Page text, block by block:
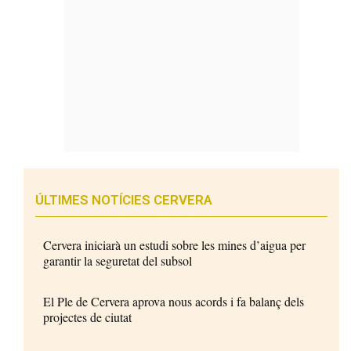
ÚLTIMES NOTÍCIES CERVERA
Cervera iniciarà un estudi sobre les mines d’aigua per
garantir la seguretat del subsol
El Ple de Cervera aprova nous acords i fa balanç dels
projectes de ciutat